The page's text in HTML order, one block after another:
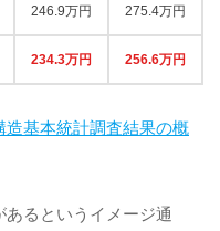
246.9万円 275.4万円
234.3万円 256.6万円
造基本統計調査結果の概
るというイメージ通